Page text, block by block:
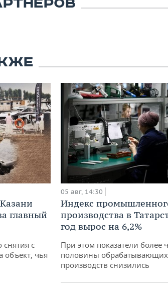
главный
снятия с
объект, чья
05 авг, 14:30
Индекс
производства в
год вырос на 6,2%
При этом показатели более
половины обрабатывающих
производств снизились